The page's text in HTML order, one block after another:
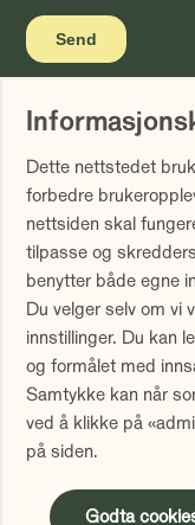
Vi gjør oppmerksom
garanti for fremtidig
blant annet
dyktighet, fondets
Avkastningen kan bli
Avkastningen er
Avkastning utover 12
oppgitt i NOK.
Sammenlign våre
Finansportalen.no
Innholdet på denne
Dette nettstedet
forbedre
nettsiden skal
tilpasse og
benytter både egne
Du velger selv om vi
innstillinger. Du kan
og formålet med
Samtykke kan når
ved å klikke på
på siden.
Godta